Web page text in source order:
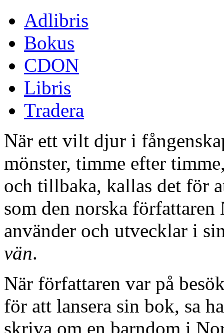
Adlibris
Bokus
CDON
Libris
Tradera
När ett vilt djur i
mönster, timme efter
och tillbaka, kallas det för
som den norska
använder och utvecklar i
vän.
När författaren var på
för att lansera sin bok, sa
skriva om en barndom i